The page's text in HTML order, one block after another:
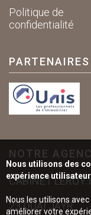
Politique de
confidentialité
PARTENAIRES
NOTRE
CABINET LEROY
23 QUAI JAYR
Nous utilisons des
expérience
Nous les utilisons
améliorer votre